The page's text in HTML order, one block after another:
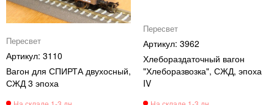
Пересвет
3110
Вагон для СПИРТА двухосный,
СЖД 3 эпоха
Пересвет
3962
Хлебораздаточный вагон
"Хлеборазвозка", СЖД, эпоха
IV